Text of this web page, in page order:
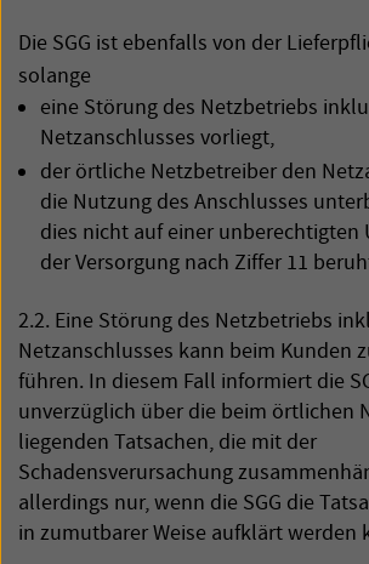
Die SGG ist ebenfalls von der
solange
eine Störung des Netzbetriebs
Netzanschlusses vorliegt,
der örtliche Netzbetreiber den
die Nutzung des Anschlusses
dies nicht auf einer unberechtigten
der Versorgung nach Ziffer 11
2.2. Eine Störung des Netzbetriebs
Netzanschlusses kann beim Kunden
führen. In diesem Fall informiert die
unverzüglich über die beim örtlichen
liegenden Tatsachen, die mit der
Schadensverursachung
allerdings nur, wenn die SGG die
in zumutbarer Weise aufklärt werden